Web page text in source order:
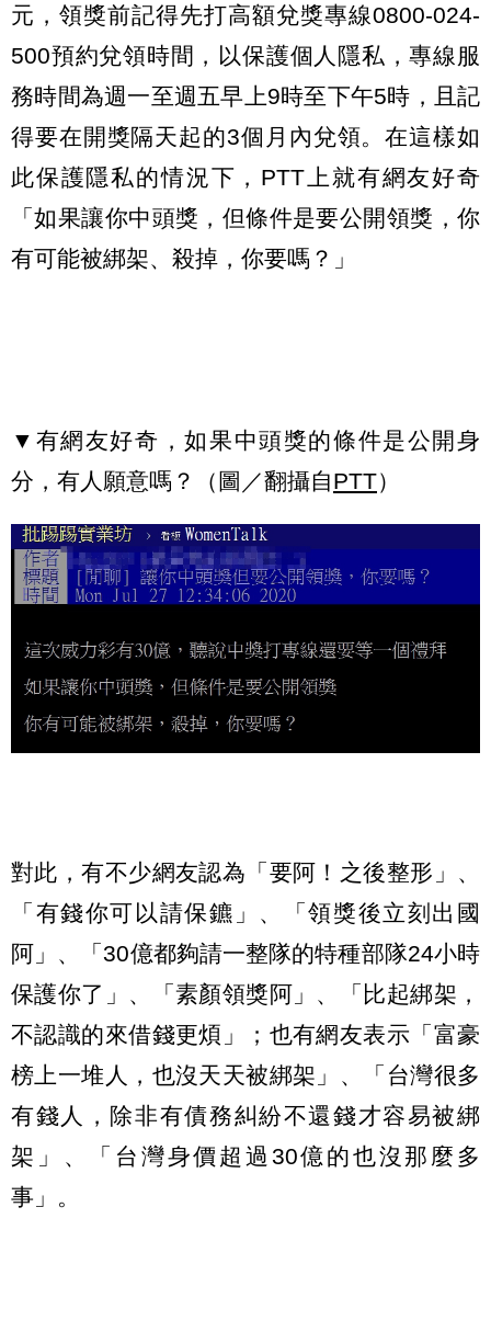
元，領獎前記得先打高額兌獎專線0800-024-
500預約兌領時間，以保護個人隱私，專線服
務時間為週一至週五早上9時至下午5時，且記
得要在開獎隔天起的3個月內兌領。在這樣如
此保護隱私的情況下，PTT上就有網友好奇
「如果讓你中頭獎，但條件是要公開領獎，你
有可能被綁架、殺掉，你要嗎？」
▼有網友好奇，如果中頭獎的條件是公開身
分，有人願意嗎？（圖／翻攝自PTT）
對此，有不少網友認為「要阿！之後整形」、
「有錢你可以請保鑣」、「領獎後立刻出國
阿」、「30億都夠請一整隊的特種部隊24小時
保護你了」、「素顏領獎阿」、「比起綁架，
不認識的來借錢更煩」；也有網友表示「富豪
榜上一堆人，也沒天天被綁架」、「台灣很多
有錢人，除非有債務糾紛不還錢才容易被綁
架」、「台灣身價超過30億的也沒那麼多
事」。